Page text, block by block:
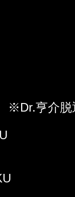
※Dr.亨介脱